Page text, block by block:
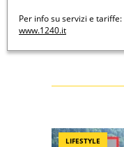
Per info su servizi e tariffe:
www.1240.it
LIFESTYLE